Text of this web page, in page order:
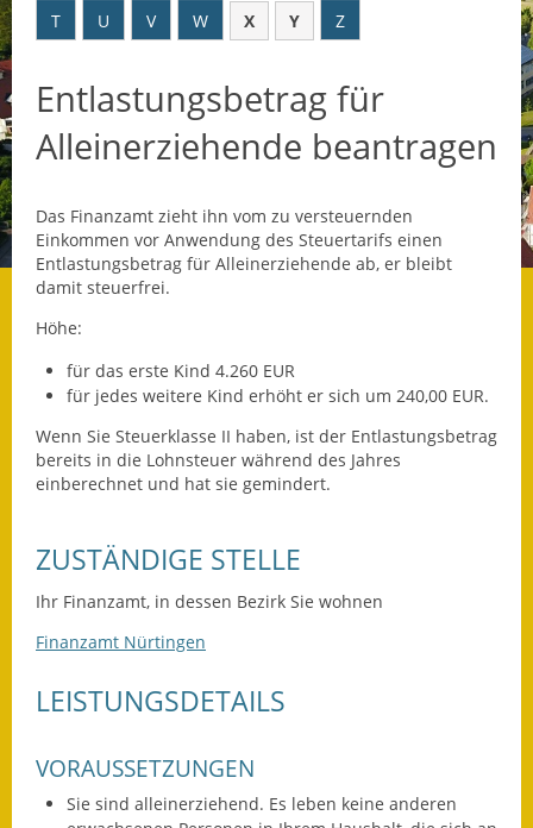
Datenschutz
Datenschutz im
Steueramt
Geschichte und
Gegenwart
Wagner-Werkstatt
Informationsbroschüre
Lärmaktionsplan
Nachhaltigkeitsbericht
Ortsplan
T
U V W X Y Z
Entlastungsbetrag für
Alleinerziehende beantragen
Das Finanzamt zieht ihn vom zu versteuernden
Einkommen vor Anwendung des Steuertarifs einen
Entlastungsbetrag für Alleinerziehende ab, er bleibt
damit steuerfrei.
Höhe:
für das erste Kind 4.260 EUR
für jedes weitere Kind erhöht er sich um 240,00 EUR.
Wenn Sie Steuerklasse II haben, ist der Entlastungsbetrag
bereits in die Lohnsteuer während des Jahres
einberechnet und hat sie gemindert.
ZUSTÄNDIGE STELLE
Ihr Finanzamt, in dessen Bezirk Sie wohnen
Finanzamt Nürtingen
LEISTUNGSDETAILS
VORAUSSETZUNGEN
Sie sind alleinerziehend. Es leben keine anderen